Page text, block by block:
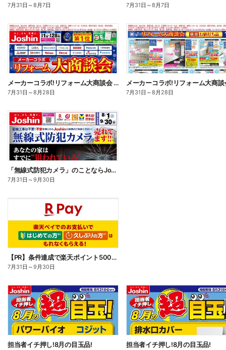
7月31日 ～8月7日 7月31日 ～8月7日
メーカーコラボ!リフォーム大商談会 オモテ
7月31日 ～8月28日 7月31日 ～8月28日
「無線式防犯カメラ」のことならJoshinへ!
7月31日 ～9月30日
【PR】条件達成で楽天ポイント500ポイントプレゼントキャンペーン!
7月31日 ～9月30日
担当者イチ押し!8月の目玉品! 担当者イチ押し!8月の目玉品!